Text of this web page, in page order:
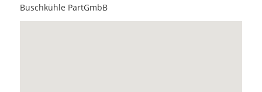
Buschkühle PartGmbB